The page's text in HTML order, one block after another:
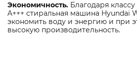
Экономичность. Благодаря
A+++ стиральная машина Hyundai
экономить воду и энергию и при
высокую производительность.